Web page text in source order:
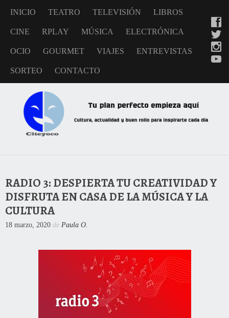
INICIO TEATRO TELEVISIÓN LIBROS
CINE RPLAY MÚSICA ELECTRÓNICA
OCIO GOURMET VIAJES ENTREVISTAS
SORTEO CONTACTO
RADIO 3: DESPIERTA TU CREATIVIDAD Y
DISFRUTA EN CASA DE LA MÚSICA Y LA
CULTURA
18 marzo, 2020 de Paula O.